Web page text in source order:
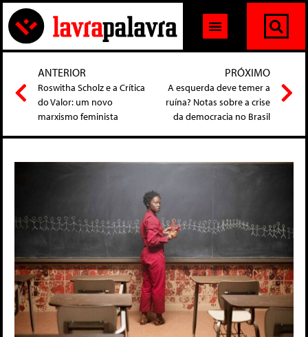
ANTERIOR
Roswitha Scholz e a Crítica
do Valor: um novo
marxismo feminista
PRÓXIMO
A esquerda deve temer a
ruína? Notas sobre a crise
da democracia no Brasil